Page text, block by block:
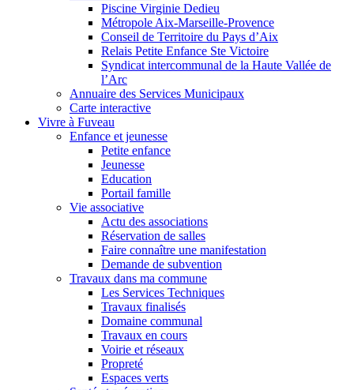
Piscine Virginie Dedieu
Métropole Aix-Marseille-Provence
Conseil de Territoire du Pays d’Aix
Relais Petite Enfance Ste Victoire
Syndicat intercommunal de la Haute Vallée de
l’Arc
Annuaire des Services Municipaux
Carte interactive
Vivre à Fuveau
Enfance et jeunesse
Petite enfance
Jeunesse
Education
Portail famille
Vie associative
Actu des associations
Réservation de salles
Faire connaître une manifestation
Demande de subvention
Travaux dans ma commune
Les Services Techniques
Travaux finalisés
Domaine communal
Travaux en cours
Voirie et réseaux
Propreté
Espaces verts